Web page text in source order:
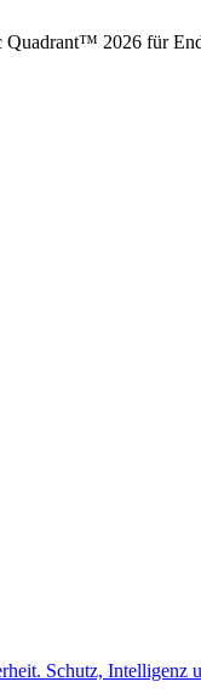
2026 für
Schutz,